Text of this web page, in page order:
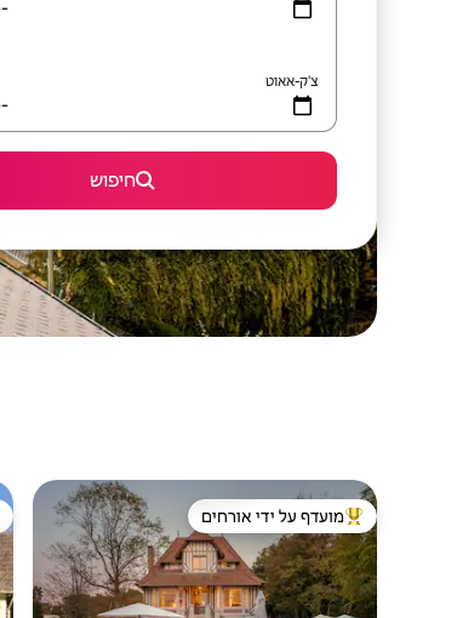
צ'ק-אאוט
חיפוש
מוביל בקרב נכסים מועדפים על ידי אורחים
מועדף על ידי אורחים